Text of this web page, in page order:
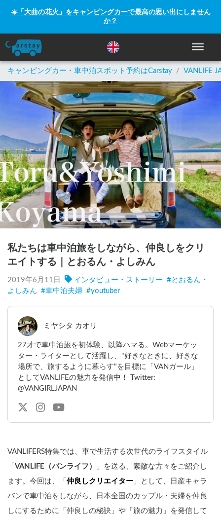
☀️「大曲の花火」をキャンピングカーで最高の思い出にしません
か？
ナビゲ
キャンピングカー・車中泊スポット予約はCarstay / VANLIFE
私たちは車中泊旅をしながら、仲良しをクリ
エイトする｜とおるん・よしみん
2019年6月11日 インタビュー・ストーリー #とおるん・
よしみん #車中泊夫婦 #youtuber
ミヤシタ カオリ
27才で車中泊旅を初体験、以降ハマる。Webマーケッ
ター・ライターとして活躍し、"好きなときに、好きな
場所で、旅するように暮らす"を目標に「VANガール」
としてVANLIFEの魅力を発信中！ Twitter:
@VANGIRLJAPAN
VANLIFERS特集では、車で生活する次世代のライフスタイル
「 VANLIFE（バンライフ）
」を送る、素敵な方々をご紹介し
ます。今回は、「 仲良しクリエイター 」として、日産キャラ
バンで車中泊をしながら、日本全国のカップル・夫婦を仲良
しにするために「仲良しの秘訣」や「旅の魅力」を発信して